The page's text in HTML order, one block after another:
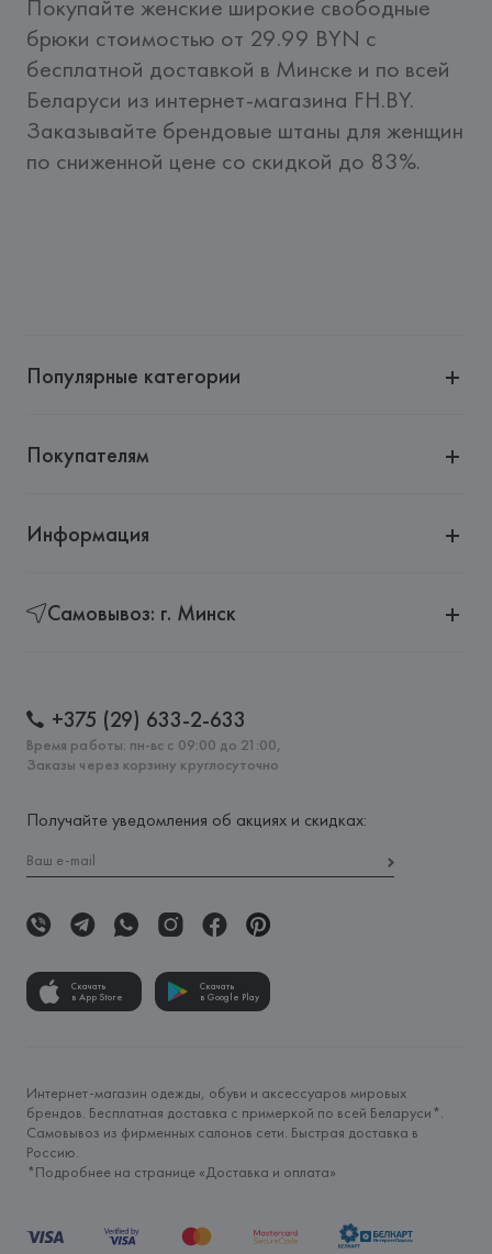
Покупайте женские широкие свободные
брюки стоимостью от 29.99 BYN c
бесплатной доставкой в Минске и по всей
Беларуси из интернет-магазина FH.BY.
Заказывайте брендовые штаны для женщин
по сниженной цене со скидкой до 83%.
Популярные категории
Покупателям
Информация
Самовывоз: г. Минск
+375 (29) 633-2-633
Время работы: пн-вс с 09:00 до 21:00,
Заказы через корзину круглосуточно
Получайте уведомления об акциях и скидках:
Скачать
в App Store
Скачать
в Google Play
Интернет-магазин одежды, обуви и аксессуаров мировых
брендов. Бесплатная доставка с примеркой по всей Беларуси*.
Самовывоз из фирменных салонов сети. Быстрая доставка в
Россию.
*Подробнее на странице «Доставка и оплата»